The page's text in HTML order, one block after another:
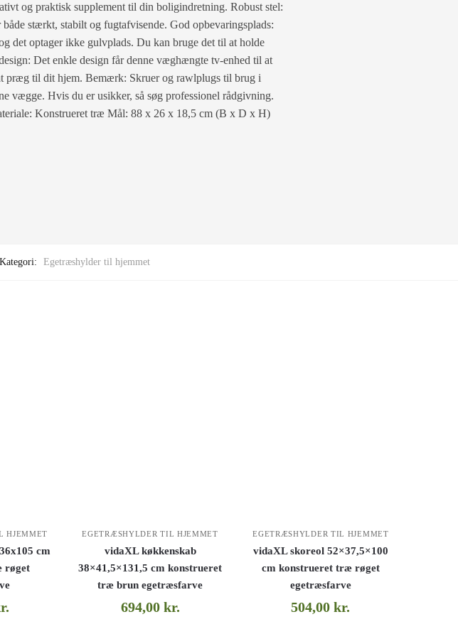
og praktisk supplement til din boligindretning. Robust stel:
stærkt, stabilt og fugtafvisende. God opbevaringsplads:
det optager ikke gulvplads. Du kan bruge det til at holde
Det enkle design får denne væghængte tv-enhed til at
præg til dit hjem. Bemærk: Skruer og rawlplugs til brug i
vægge. Hvis du er usikker, så søg professionel rådgivning.
Konstrueret træ Mål: 88 x 26 x 18,5 cm (B x D x H)
Kategori: Egetræshylder til hjemmet
HJEMMET
cm
røget
EGETRÆSHYLDER TIL HJEMMET
vidaXL køkkenskab
38×41,5×131,5 cm konstrueret
træ brun egetræsfarve
694,00 kr.
EGETRÆSHYLDER TIL HJEMMET
vidaXL skoreol 52×37,5×100
cm konstrueret træ røget
egetræsfarve
504,00kr.